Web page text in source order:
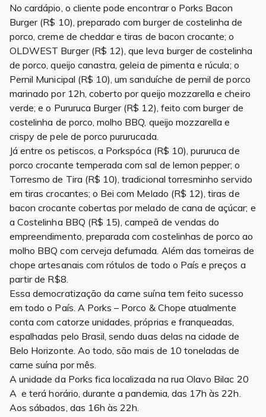
No cardápio, o cliente pode encontrar o Porks Bacon
Burger (R$ 10), preparado com burger de costelinha de
porco, creme de cheddar e tiras de bacon crocante; o
OLDWEST Burger (R$ 12), que leva burger de costelinha
de porco, queijo canastra, geleia de pimenta e rúcula; o
Pernil Municipal (R$ 10), um sanduíche de pernil de porco
marinado por 12h, coberto por queijo mozzarella e cheiro
verde; e o Pururuca Burger (R$ 12), feito com burger de
costelinha de porco, molho BBQ, queijo mozzarella e
crispy de pele de porco pururucada.
Já entre os petiscos, a Porkspóca (R$ 10), pururuca de
porco crocante temperada com sal de lemon pepper; o
Torresmo de Tira (R$ 10), tradicional torresminho servido
em tiras crocantes; o Bei com Melado (R$ 12), tiras de
bacon crocante cobertas por melado de cana de açúcar; e
a Costelinha BBQ (R$ 15), campeã de vendas do
empreendimento, preparada com costelinhas de porco ao
molho BBQ com cerveja defumada. Além das torneiras de
chope artesanais com rótulos de todo o País e preços a
partir de R$8.
Essa democratização da carne suína tem feito sucesso
em todo o País. A Porks – Porco & Chope atualmente
conta com catorze unidades, próprias e franqueadas,
espalhadas pelo Brasil, sendo duas delas na cidade de
Belo Horizonte. Ao todo, são mais de 10 toneladas de
carne suína por mês.
A unidade da Porks fica localizada na rua Olavo Bilac 20
A e terá horário, durante a pandemia, das 17h às 22h.
Aos sábados, das 16h às 22h.